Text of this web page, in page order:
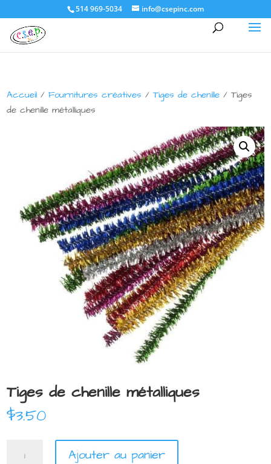
514 969-5034 info@csepinc.com
Accueil /Fournitures créatives /Tiges de chenille / Tiges
de chenille métalliques
Tiges de chenille métalliques
$3.50
Ajouter au panier